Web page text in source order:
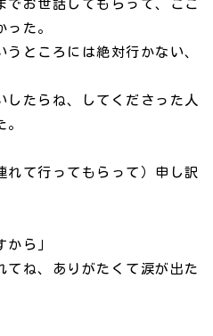
でお世話してもらって、ここ
た。
ところには絶対行かない、
したらね、してくださった人
れて行ってもらって）申し訳
ら」
てね、ありがたくて涙が出た